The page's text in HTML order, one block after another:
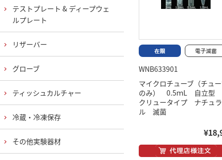
WNB633901
マイクロチューブ（チュ
のみ） 0.5ｍL 自立型
クリュータイプ ナチュラ
ル 滅菌
テストプレート & ディープウェ
ルプレート
リザーバー
グローブ
ティッシュカルチャー
冷蔵・冷凍保存
その他実験器材